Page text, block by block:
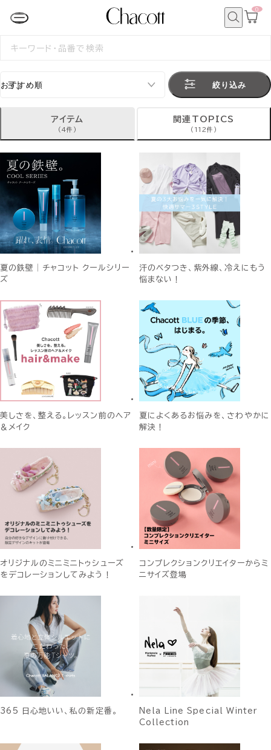
カ
0
検
絞り込み
アイテム
(4件)
関連TOPICS
(112件)
夏の鉄壁│チャコット クールシリー
ズ
汗のベタつき、紫外線、冷えにもう
悩まない！
美しさを、整える。レッスン前のヘア
＆メイク
夏によくあるお悩みを、さわやかに
解決！
オリジナルのミニミニトゥシューズ
をデコレーションしてみよう！
コンプレクションクリエイターからミ
ニサイズ登場
365 日心地いい、私の新定番。
Nela Line Special Winter
Collection